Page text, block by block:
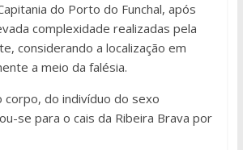
do Porto do Funchal, após
complexidade realizadas pela
considerando a localização em
a meio da falésia.
do indivíduo do sexo
se para o cais da Ribeira Brava por